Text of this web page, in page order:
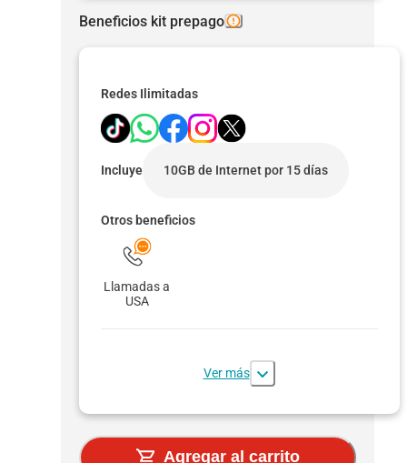
Beneficios kit prepago
Redes Ilimitadas
Incluye 10GB de Internet por 15 días
Otros beneficios
Llamadas a
USA
Ver más
Agregar al carrito